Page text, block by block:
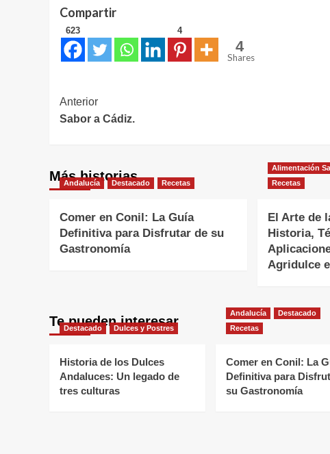
Compartir
623 4
4
Shares
Navegación
de
Anterior
Sabor a Cádiz.
Más historias
Andalucía Destacado Recetas
Comer en Conil: La Guía
Definitiva para Disfrutar de su
Gastronomía
Alimentación
Recetas
El Arte de
Historia,
Agridulce
Te pueden interesar
Destacado Dulces y Postres
Historia de los Dulces
Andaluces: Un legado de
tres culturas
Andalucía
Destacado
Recetas
Comer en Conil: La
Definitiva para
su Gastronomía